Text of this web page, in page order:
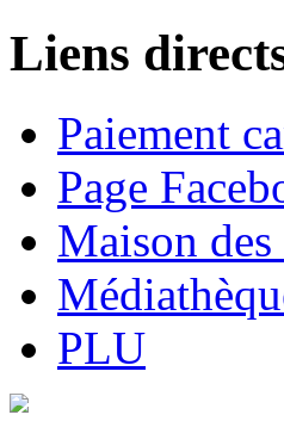
Liens
Paiement
Page
Maison
PLU